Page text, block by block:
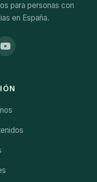
para personas con
en España.